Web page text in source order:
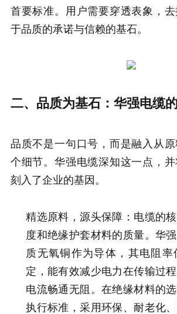
首要标准。用户需要穿透表象，
于品质的承诺与信赖的基石。
二、品质为基石：华强电缆
品质不是一句口号，而是融入从
个细节。华强电缆深知这一点，
刻入了企业的基因。
精选原料，源头保障：电缆的
度和绝缘护套材料的质量。华
质无氧铜作为导体，其电阻率
定，能有效减少电力在传输过
电流畅通无阻。在绝缘材料的
执行标准，采用环保、耐老化